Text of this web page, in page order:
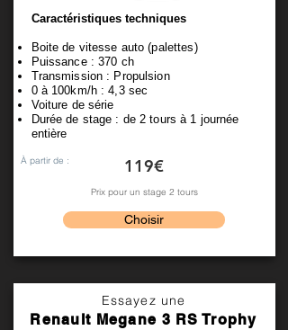
Caractéristiques techniques
Boite de vitesse auto (palettes)
Puissance : 370 ch
Transmission : Propulsion
0 à 100km/h : 4,3 sec
Voiture de série
Durée de stage : de 2 tours à 1 journée
entière
À partir de : 119€
Prix pour un stage 2 tours
Choisir
Essayez une
Renault Megane 3 RS Trophy